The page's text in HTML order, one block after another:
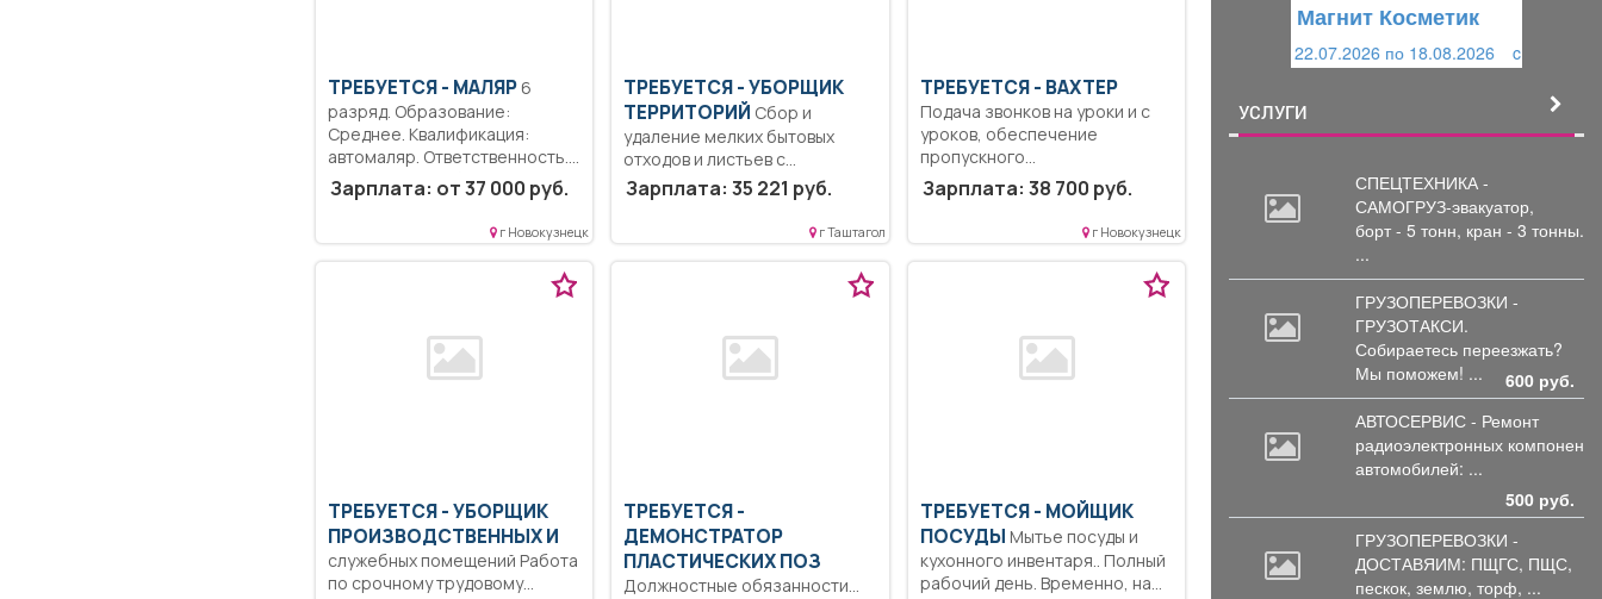
ТРЕБУЕТСЯ - МАЛЯР6
разряд. Образование:
Среднее. Квалификация:
автомаляр. Ответственность..
Выполнение работы по
подготовке поверхности...
Зарплата: от 37 000 руб.
г Новокузнецк
ТРЕБУЕТСЯ - УБОРЩИК
ТЕРРИТОРИЙ
удаление мелких бытовых
отходов и листьев с...
Зарплата: 35 221 руб.
г Таштагол
ТРЕБУЕТСЯ - ВАХТЕР
Подача звонков на уроки и с
уроков, обеспечение
пропускного...
Зарплата: 38 700 руб.
г Новокузнецк
ТРЕБУЕТСЯ - УБОРЩИК
ПРОИЗВОДСТВЕННЫХ И
служебных помещений Работа
по срочному трудовому
ТРЕБУЕТСЯ -
ДЕМОНСТРАТОР
ПЛАСТИЧЕСКИХ ПОЗ
Должностные обязанности
ТРЕБУЕТСЯ - МОЙЩИК
ПОСУДЫ
кухонного инвентаря.. Полный
рабочий день. Временно, на...
Магнит Косметик
c 29.07.2026 по 25.08.2026
УСЛУГИ
СПЕЦТЕХНИКА -
САМОГРУЗ-эвакуатор,
борт - 5 тонн, кран - 3 тонны.
...
ГРУЗОПЕРЕВОЗКИ -
ГРУЗОТАКСИ.
Собираетесь переезжать?
Мы поможем! ...
600 руб.
АВТОСЕРВИС - Ремонт
радиоэлектронных
автомобилей: ...
500 руб.
ГРУЗОПЕРЕВОЗКИ -
ДОСТАВЯИМ: ПЩГС, ПЩС,
пескок, землю, торф, ...